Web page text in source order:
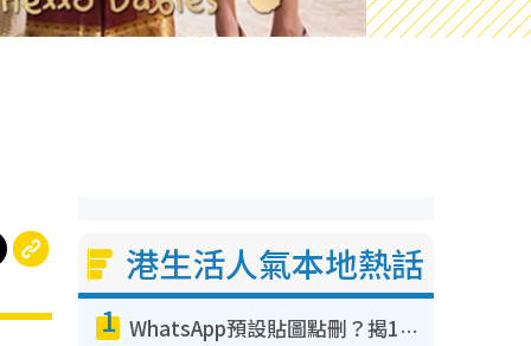
港生活人氣本地熱話
1 WhatsApp預設貼圖點刪？揭1招「反向操作」還原簡潔介面 附3步實測教學